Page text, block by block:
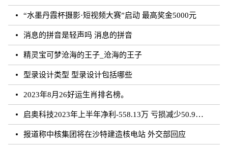
“水墨丹霞杯摄影·短视频大赛”启动 最高奖金5000元
消息的拼音是轻声吗 消息的拼音
精灵宝可梦沧海的王子_沧海的王子
型录设计类型 型录设计包括哪些
2023年8月26好运生肖排名榜。
启奥科技2023年上半年净利-558.13万 亏损减少50.91%
报道称中核集团将在沙特建造核电站 外交部回应